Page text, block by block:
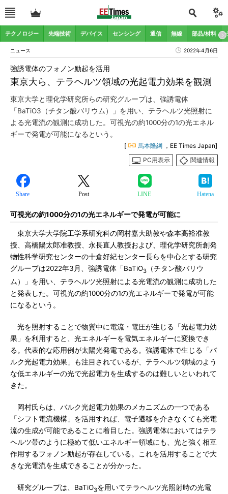
テクノロジー 先端技術 デバイス センシング 通信 無線 部品/材料
ニュース 2022年4月6日
東京大ら、テラヘルツ領域の光起電力効果を観測
強誘電体のフォノン励起を活用
東京大学と理化学研究所らの研究グループは、強誘電体
「BaTiO3（チタン酸バリウム）」を用い、テラヘルツ光照射に
よる光電流の観測に成功した。可視光の約1000分の1の光エネル
ギーで発電が可能になるという。
[ 馬本隆綱 ，EE Times Japan]
PC用表示
関連情報
Share Post LINE Hatena
可視光の約1000分の1の光エネルギーで発電が可能に
東京大学大学院工学系研究科の岡村嘉大助教や森本高裕准教
授、高橋陽太郎准教授、永長直人教授および、理化学研究所創発
物性科学研究センターの十倉好紀センター長らを中心とする研究
グループは2022年3月、強誘電体「BaTiO3 （チタン酸バリウ
ム）」を用い、テラヘルツ光照射による光電流の観測に成功した
と発表した。可視光の約1000分の1の光エネルギーで発電が可能
になるという。
光を照射することで物質中に電流・電圧が生じる「光起電力効
果」を利用すると、光エネルギーを電気エネルギーに変換でき
る。代表的な応用例が太陽光発電である。強誘電体で生じる「バ
ルク光起電力効果」も注目されているが、テラヘルツ領域のよう
な低エネルギーの光で光起電力を生成するのは難しいといわれて
きた。
岡村氏らは、バルク光起電力効果のメカニズムの一つである
「シフト電流機構」を活用すれば、電子遷移を介さなくても光電
流の生成が可能であることに着目した。強誘電体においてはテラ
ヘルツ帯のように極めて低いエネルギー領域にも、光と強く相互
作用するフォノン励起が存在している。これを活用することで大
きな光電流を生成できることが分かった。
研究グループは、BaTiO3を用いてテラヘルツ光照射時の光電